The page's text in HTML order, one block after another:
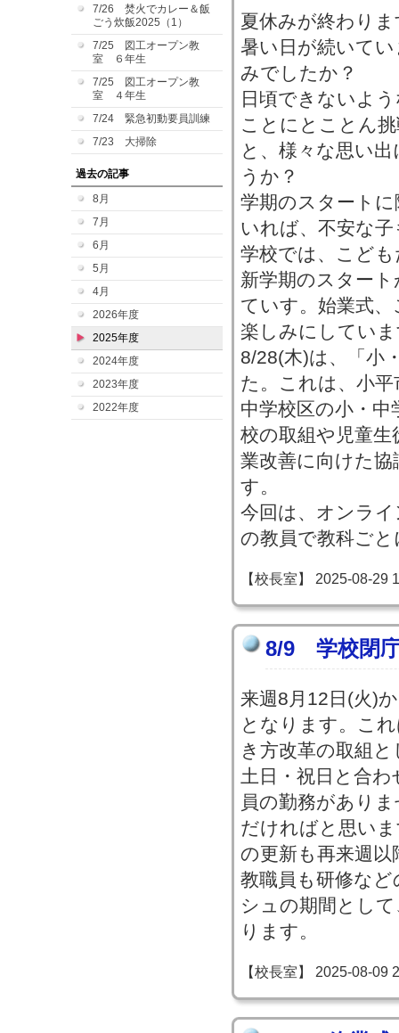
7/26 焚火でカレー＆飯
ごう炊飯2025（1）
7/25 図工オープン教
室 ６年生
7/25 図工オープン教
室 ４年生
7/24 緊急初動要員訓練
7/23 大掃除
過去の記事
8月
7月
6月
5月
4月
2026年度
2025年度
2024年度
2023年度
2022年度
夏休みが終わりま
暑い日が続いて
みでしたか？
日頃できないよ
ことにとことん
と、様々な思い
うか？
学期のスタート
いれば、不安な
学校では、こど
新学期のスター
ていす。始業式
楽しみにしてい
8/28(木)は、「小
た。これは、小
中学校区の小・
校の取組や児童
業改善に向けた
す。
今回は、オンラ
の教員で教科ご
【校長室】 2025-08-29
8/9 学校閉
来週8月12日(火)
となります。こ
き方改革の取組
土日・祝日と合
員の勤務があり
だければと思い
の更新も再来週
教職員も研修な
シュの期間とし
ります。
【校長室】 2025-08-09